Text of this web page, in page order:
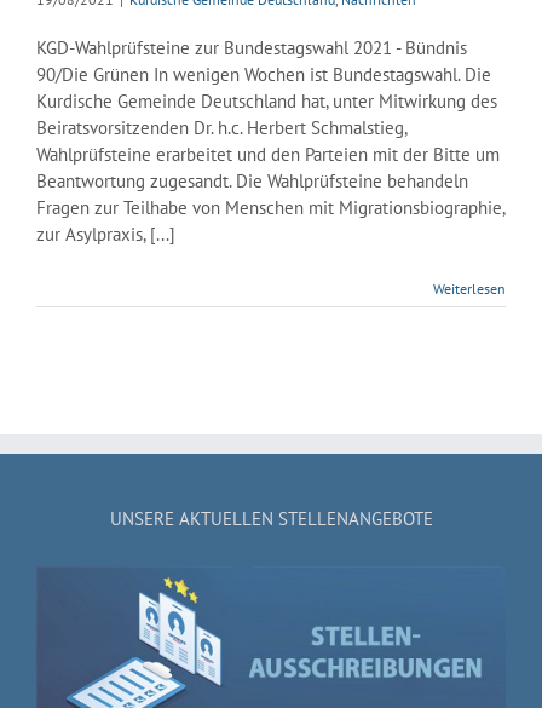
KGD-Wahlprüfsteine zur Bundestagswahl 2021 - Bündnis
90/Die Grünen In wenigen Wochen ist Bundestagswahl. Die
Kurdische Gemeinde Deutschland hat, unter Mitwirkung des
Beiratsvorsitzenden Dr. h.c. Herbert Schmalstieg,
Wahlprüfsteine erarbeitet und den Parteien mit der Bitte um
Beantwortung zugesandt. Die Wahlprüfsteine behandeln
Fragen zur Teilhabe von Menschen mit Migrationsbiographie,
zur Asylpraxis, [...]
Weiterlesen
UNSERE AKTUELLEN STELLENANGEBOTE